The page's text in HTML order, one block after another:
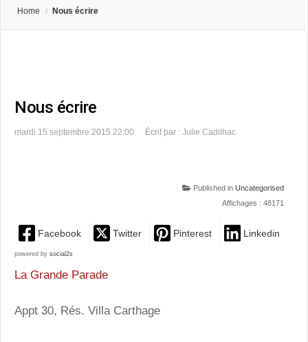
Home / Nous écrire
Nous écrire
mardi 15 septembre 2015 22:00 Écrit par : Julie Cadilhac
Published in Uncategorised
Affichages : 48171
Facebook Twitter Pinterest Linkedin
powered by social2s
La Grande Parade
Appt 30, Rés. Villa Carthage